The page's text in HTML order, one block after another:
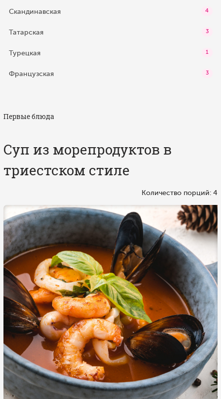
Скандинавская 4
Татарская 3
Турецкая 1
Французская 3
Первые блюда
Суп из морепродуктов в
триестском стиле
Количество порций: 4